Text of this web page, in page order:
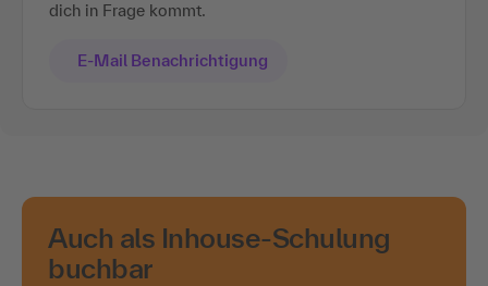
dich in Frage kommt.
E-Mail Benachrichtigung
Auch als Inhouse-Schulung
buchbar